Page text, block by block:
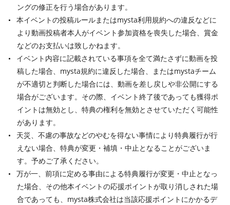
ングの修正を行う場合があります。
本イベントの投稿ルールまたはmysta利用規約への違反などに
より動画投稿者本人がイベント参加資格を喪失した場合、賞金
などのお支払いは致しかねます。
イベント内容に記載されている事項を全て満たさずに動画を投
稿した場合、mysta規約に違反した場合、またはmystaチーム
が不適切と判断した場合には、動画を差し戻しや非公開にする
場合がございます。その際、イベント終了後であっても獲得ポ
イントは無効とし、特典の権利を無効とさせていただく可能性
があります。
天災、不慮の事故などのやむを得ない事情により特典履行が行
えない場合、特典が変更・補填・中止となることがございま
す。予めご了承ください。
万が一、前項に定める事由による特典履行が変更・中止となっ
た場合、その他本イベントの応援ポイントが取り消しされた場
合であっても、mysta株式会社は当該応援ポイントにかかるデ